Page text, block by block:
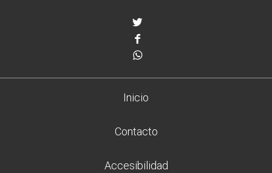
Inicio
Contacto
Accesibilidad